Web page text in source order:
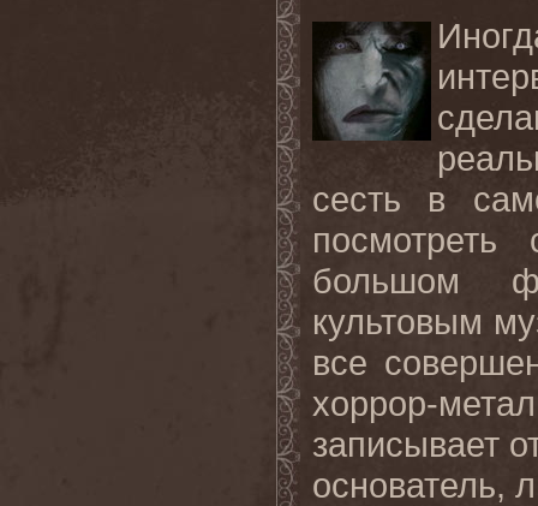
сесть в
большом
культовым
все
хоррор-
записывает
основатель,